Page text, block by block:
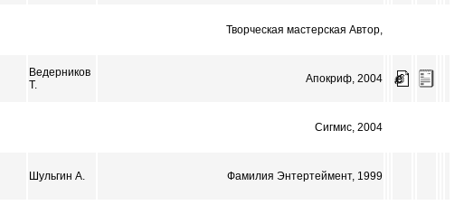
Творческая мастерская Автор,
Ведерников
Т.
Апокриф, 2004
Сигмис, 2004
Шульгин А. Фамилия Энтертеймент, 1999